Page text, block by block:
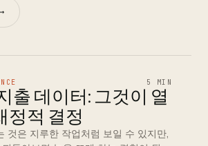
→
5 MIN
출 데이터: 그것이 열
정적 결정
것은 지루한 작업처럼 보일 수 있지만,